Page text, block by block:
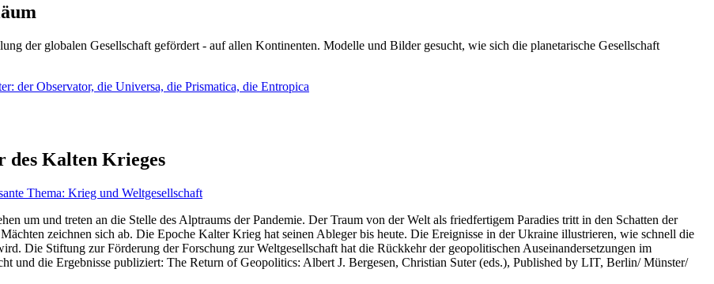
der globalen Gesellschaft gefördert - auf allen Kontinenten. Modelle und Bilder gesucht, wie sich die planetarische Gesellschaft
der Observator, die Universa, die Prismatica, die Entropica
des Kalten Krieges
Thema: Krieg und Weltgesellschaft
um und treten an die Stelle des Alptraums der Pandemie. Der Traum von der Welt als friedfertigem Paradies tritt in den Schatten der
zeichnen sich ab. Die Epoche Kalter Krieg hat seinen Ableger bis heute. Die Ereignisse in der Ukraine illustrieren, wie schnell die
Die Stiftung zur Förderung der Forschung zur Weltgesellschaft hat die Rückkehr der geopolitischen Auseinandersetzungen im
und die Ergebnisse publiziert: The Return of Geopolitics: Albert J. Bergesen, Christian Suter (eds.), Published by LIT, Berlin/ Münster/